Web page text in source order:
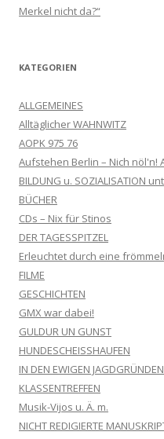
Merkel nicht da?“
KATEGORIEN
ALLGEMEINES
Alltäglicher WAHNWITZ
AOPK 975 76
Aufstehen Berlin – Nich nöl'n!
BILDUNG u. SOZIALISATION
BÜCHER
CDs – Nix für Stinos
DER TAGESSPITZEL
Erleuchtet durch eine
FILME
GESCHICHTEN
GMX war dabei!
GULDUR UN GUNST
HUNDESCHEISSHAUFEN
IN DEN EWIGEN
KLASSENTREFFEN
Musik-Vijos u. Ä. m.
NICHT REDIGIERTE